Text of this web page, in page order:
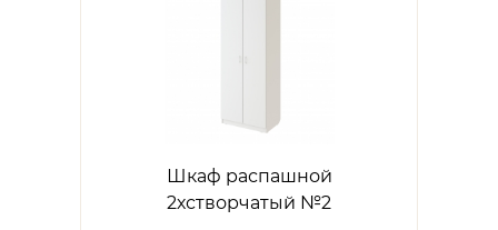
Шкаф распашной
2хстворчатый №2